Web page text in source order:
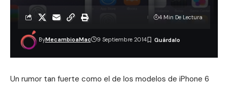
ByMecambioaMac 9 Septiembre 2014
4 Min De Lectura
Un rumor tan fuerte como el de los modelos de iPhone 6